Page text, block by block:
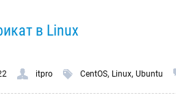
в Linux
itpro CentOS, Linux, Ubuntu